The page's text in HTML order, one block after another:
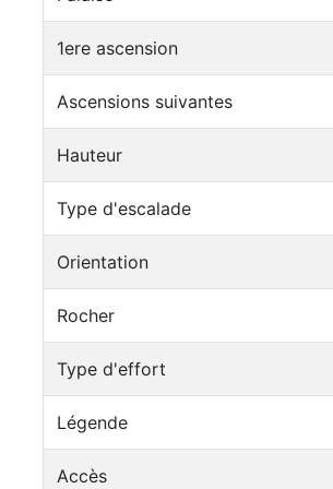
1ere ascension
Ascensions suivantes
Hauteur
Type d'escalade
Orientation
Rocher
Type d'effort
Légende
Accès